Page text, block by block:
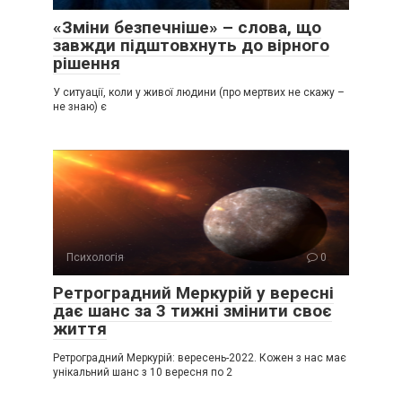
«Зміни безпечніше» – слова, що
завжди підштовхнуть до вірного
рішення
У ситуації, коли у живої людини (про мертвих не скажу –
не знаю) є
Психологія 0
Ретроградний Меркурій у вересні
дає шанс за 3 тижні змінити своє
життя
Ретроградний Меркурій: вересень-2022. Кожен з нас має
унікальний шанс з 10 вересня по 2